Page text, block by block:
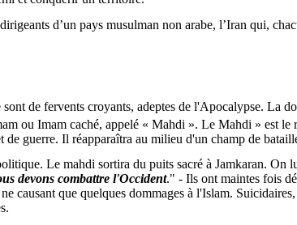
d’un pays musulman non arabe, l’Iran qui,
de fervents croyants, adeptes de l'Apocalypse. La
ou Imam caché, appelé « Mahdi ». Le Mahdi » est le
de guerre. Il réapparaîtra au milieu d'un champ de
. Le mahdi sortira du puits sacré à Jamkaran. On
devons combattre l'Occident." - Ils ont maintes fois
causant que quelques dommages à l'Islam.